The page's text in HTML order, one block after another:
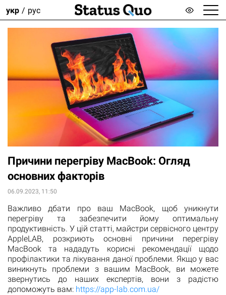
укр рус
Причини перегріву MacBook: Огляд
основних факторів
06.09.2023, 11:50
Важливо дбати про ваш MacBook, щоб уникнути
перегріву та забезпечити йому оптимальну
продуктивність. У цій статті, майстри сервісного центру
AppleLAB, розкриють основні причини перегріву
MacBook та нададуть корисні рекомендації щодо
профілактики та лікування даної проблеми. Якщо у вас
виникнуть проблеми з вашим MacBook, ви можете
звернутись до наших експертів, вони з радістю
допоможуть вам: https://app-lab.com.ua/